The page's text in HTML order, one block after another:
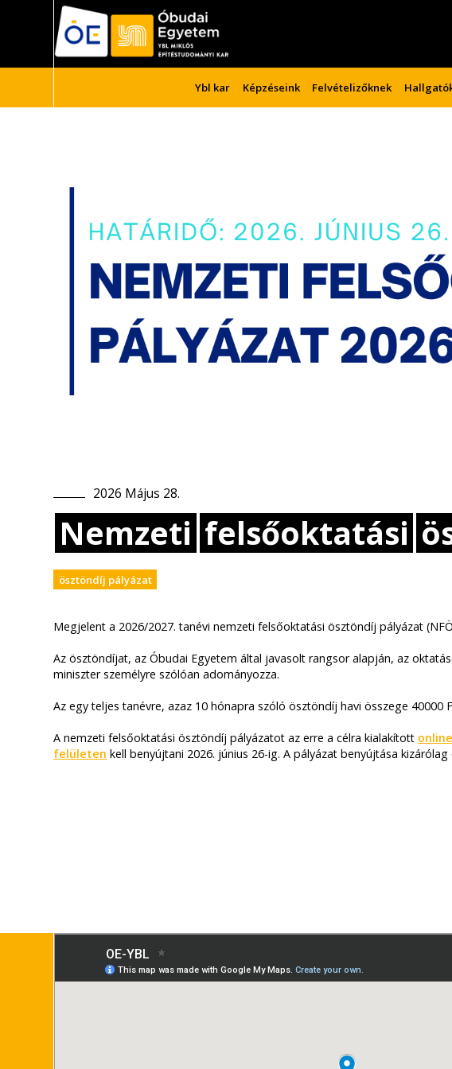
Ybl kar Képzéseink Felvételizőknek
2026 Május 28.
Nemzeti felsőoktatási
ösztöndíj pályázat
Megjelent a 2026/2027. tanévi nemzeti felsőoktatási ösztöndíj pályázat
Az ösztöndíjat, az Óbudai Egyetem által javasolt rangsor alapján, az
miniszter személyre szólóan adományozza.
Az egy teljes tanévre, azaz 10 hónapra szóló ösztöndíj havi összege 40000
A nemzeti felsőoktatási ösztöndíj pályázatot az erre a célra kialakított
felületen kell benyújtani 2026. június 26-ig. A pályázat benyújtása kizárólag